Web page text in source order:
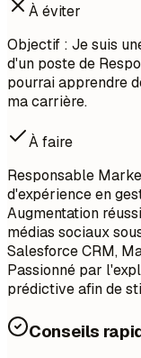
À éviter
Objectif : Je suis
d'un poste de
pourrai apprendre
ma carrière.
À faire
Responsable
d'expérience en
Augmentation
médias sociaux
Salesforce CRM,
Passionné par
prédictive afin de
Conseils